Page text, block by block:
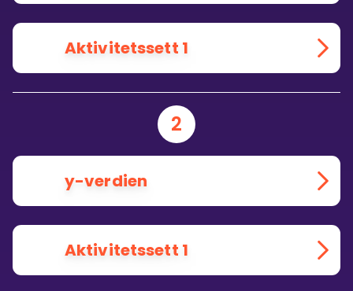
Aktivitetssett 1
2
y-verdien
Aktivitetssett 1